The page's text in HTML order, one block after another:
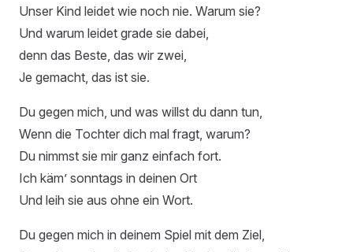
Unser Kind leidet wie noch nie. Warum sie?
Und warum leidet grade sie dabei,
denn das Beste, das wir zwei,
Je gemacht, das ist sie.
Du gegen mich, und was willst du dann tun,
Wenn die Tochter dich mal fragt, warum?
Du nimmst sie mir ganz einfach fort.
Ich käm’ sonntags in deinen Ort
Und leih sie aus ohne ein Wort.
Du gegen mich in deinem Spiel mit dem Ziel,